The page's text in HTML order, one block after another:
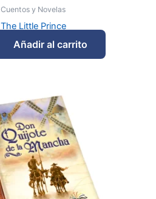
Cuentos y Novelas
The Little Prince
Añadir al carrito